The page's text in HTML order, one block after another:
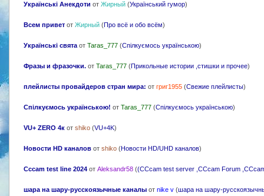
Українські Анекдоти отЖирный (Український гумор)
Всем привет отЖирный (Про всё и обо всём)
Українські свята отTaras_777 (Спілкуємось українською)
Фразы и фразочки. отTaras_777 (Прикольные истории ,стишки и прочее)
плейлисты провайдеров стран мира: отгриг1955 (Свежие плейлисты)
Спілкуємось українською! отTaras_777 (Спілкуємось українською)
VU+ ZERO 4котshiko (VU+4K)
Новости HD каналов отshiko (Новости HD/UHD каналов)
Cccam test line 2024 отAleksandr58 ((CCcam test server ,CCcam Forum
шара на шару-русскоязычные каналы отnike v (шара на шару-